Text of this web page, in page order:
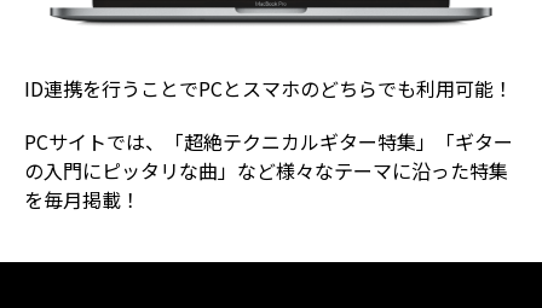
ID連携を行うことでPCとスマホのどちらでも利用可能！
PCサイトでは、「超絶テクニカルギター特集」「ギター
の入門にピッタリな曲」など様々なテーマに沿った特集
を毎月掲載！